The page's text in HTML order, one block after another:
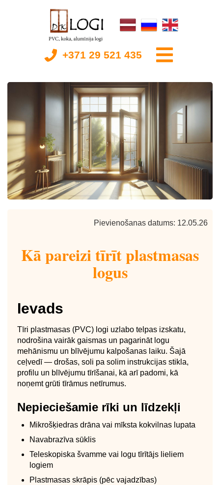
+371 29 521 435
Pievienošanas datums: 12.05.26
Kā pareizi tīrīt plastmasas
logus
Ievads
Tīri plastmasas (PVC) logi uzlabo telpas izskatu,
nodrošina vairāk gaismas un pagarināt logu
mehānismu un blīvējumu kalpošanas laiku. Šajā
ceļvedī — drošas, soli pa solim instrukcijas stikla,
profilu un blīvējumu tīrīšanai, kā arī padomi, kā
noņemt grūti tīrāmus netīrumus.
Nepieciešamie rīki un līdzekļi
Mikrošķiedras drāna vai mīksta kokvilnas lupata
Navabrazīva sūklis
Teleskopiska švamme vai logu tīrītājs lieliem
logiem
Plastmasas skrāpis (pēc vajadzības)